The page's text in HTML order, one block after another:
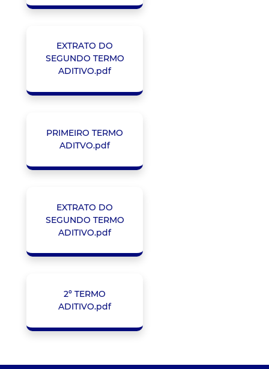
EXTRATO DO
SEGUNDO TERMO
ADITIVO.pdf
PRIMEIRO TERMO
ADITVO.pdf
EXTRATO DO
SEGUNDO TERMO
ADITIVO.pdf
2º TERMO
ADITIVO.pdf